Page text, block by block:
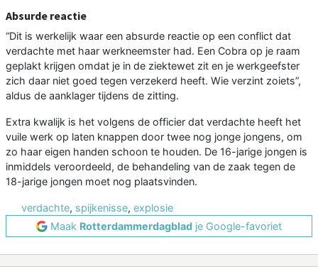
Absurde reactie
“Dit is werkelijk waar een absurde reactie op een conflict dat
verdachte met haar werkneemster had. Een Cobra op je raam
geplakt krijgen omdat je in de ziektewet zit en je werkgeefster
zich daar niet goed tegen verzekerd heeft. Wie verzint zoiets”,
aldus de aanklager tijdens de zitting.
Extra kwalijk is het volgens de officier dat verdachte heeft het
vuile werk op laten knappen door twee nog jonge jongens, om
zo haar eigen handen schoon te houden. De 16-jarige jongen is
inmiddels veroordeeld, de behandeling van de zaak tegen de
18-jarige jongen moet nog plaatsvinden.
verdachte, spijkenisse, explosie
Maak Rotterdammerdagblad je Google-favoriet